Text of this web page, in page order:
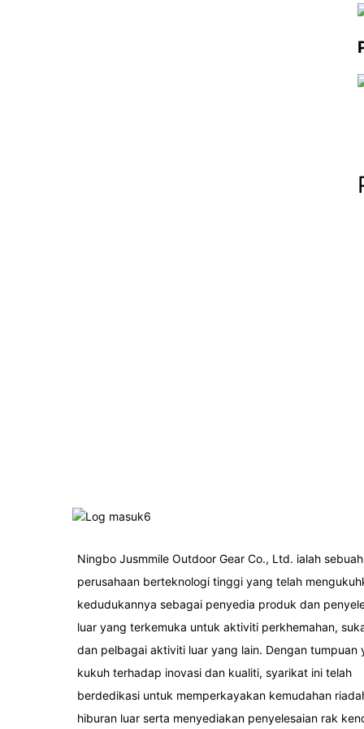
Ningbo Jusmmile Outdoor Gear Co., Ltd. ialah sebuah
perusahaan berteknologi tinggi yang telah
kedudukannya sebagai penyedia produk dan
luar yang terkemuka untuk aktiviti perkhemahan,
dan pelbagai aktiviti luar yang lain. Dengan tumpuan
kukuh terhadap inovasi dan kualiti, syarikat ini telah
berdedikasi untuk memperkayakan kemudahan
hiburan luar serta menyediakan penyelesaian rak